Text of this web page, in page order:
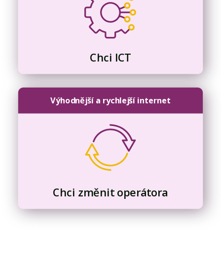
Chci ICT
Výhodnější a rychlejší internet
Chci změnit operátora